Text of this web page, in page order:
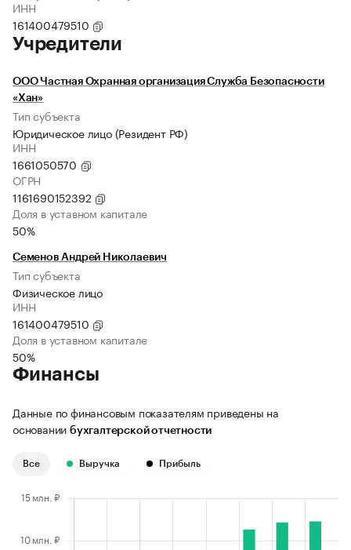
ИНН
161400479510
Учредители
ООО Частная Охранная организация Служба Безопасности
«Хан»
Тип субъекта
Юридическое лицо (Резидент РФ)
ИНН
1661050570
ОГРН
1161690152392
Доля в уставном капитале
50%
Семенов Андрей Николаевич
Тип субъекта
Физическое лицо
ИНН
161400479510
Доля в уставном капитале
50%
Финансы
Данные по финансовым показателям приведены на
основании бухгалтерской отчетности
Все Выручка Прибыль